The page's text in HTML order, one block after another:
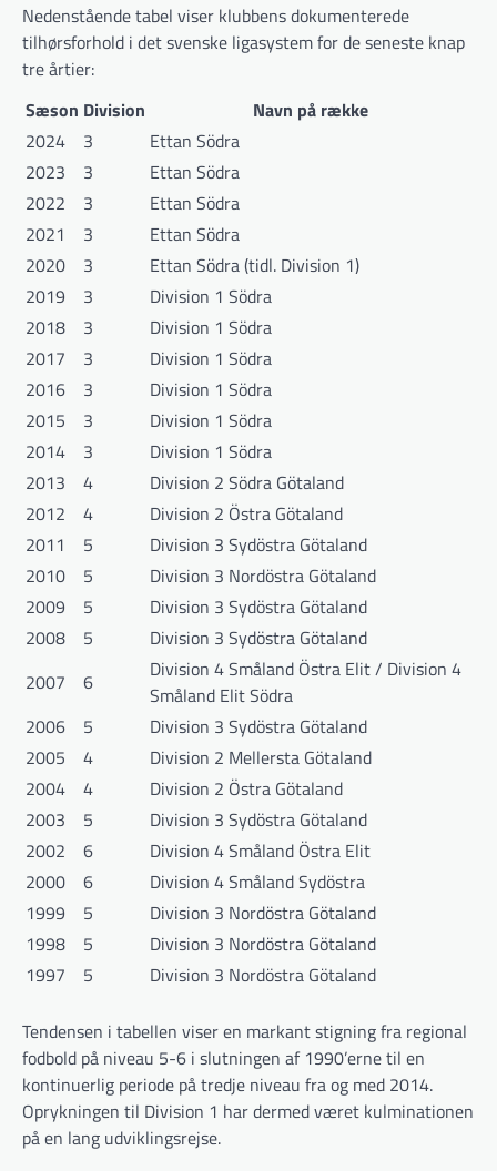
Nedenstående tabel viser klubbens dokumenterede
tilhørsforhold i det svenske ligasystem for de seneste knap
tre årtier:
Sæson Division
Navn på række
2024
3
Ettan Södra
2023
3
Ettan Södra
2022
3
Ettan Södra
2021
3
Ettan Södra
2020
3
Ettan Södra (tidl. Division 1)
2019
3
Division 1 Södra
2018
3
Division 1 Södra
2017
3
Division 1 Södra
2016
3
Division 1 Södra
2015
3
Division 1 Södra
2014
3
Division 1 Södra
2013
4
Division 2 Södra Götaland
2012
4
Division 2 Östra Götaland
2011
5
Division 3 Sydöstra Götaland
2010
5
Division 3 Nordöstra Götaland
2009
5
Division 3 Sydöstra Götaland
2008
5
Division 3 Sydöstra Götaland
2007
6
Division 4 Småland Östra Elit / Division 4
Småland Elit Södra
2006
5
Division 3 Sydöstra Götaland
2005
4
Division 2 Mellersta Götaland
2004
4
Division 2 Östra Götaland
2003
5
Division 3 Sydöstra Götaland
2002
6
Division 4 Småland Östra Elit
2000
6
Division 4 Småland Sydöstra
1999
5
Division 3 Nordöstra Götaland
1998
5
Division 3 Nordöstra Götaland
1997
5 Division 3 Nordöstra Götaland
Tendensen i tabellen viser en markant stigning fra regional
fodbold på niveau 5-6 i slutningen af 1990’erne til en
kontinuerlig periode på tredje niveau fra og med 2014.
Oprykningen til Division 1 har dermed været kulminationen
på en lang udviklingsrejse.